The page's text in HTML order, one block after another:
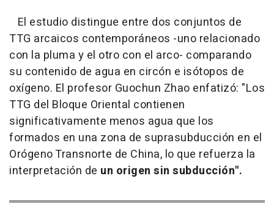
El estudio distingue entre dos conjuntos de
TTG arcaicos contemporáneos -uno relacionado
con la pluma y el otro con el arco- comparando
su contenido de agua en circón e isótopos de
oxígeno. El profesor Guochun Zhao enfatizó: "Los
TTG del Bloque Oriental contienen
significativamente menos agua que los
formados en una zona de suprasubducción en el
Orógeno Transnorte de China, lo que refuerza la
interpretación de un origen sin subducción".